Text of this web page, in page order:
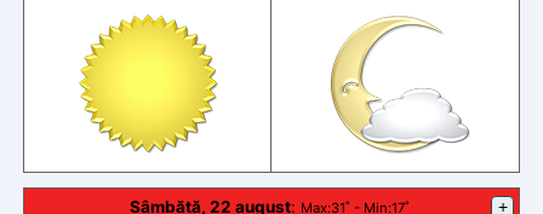
Sâmbătă, 22 august: Max:31˚ - Min:17˚ +